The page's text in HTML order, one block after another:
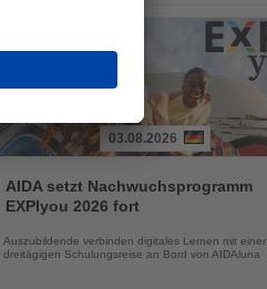
Sie
die
Nachrichten
03.08.2026
AIDA setzt Nachwuchsprogramm
EXPIyou 2026 fort
Auszubildende verbinden digitales Lernen mit einer
dreitägigen Schulungsreise an Bord von AIDAluna